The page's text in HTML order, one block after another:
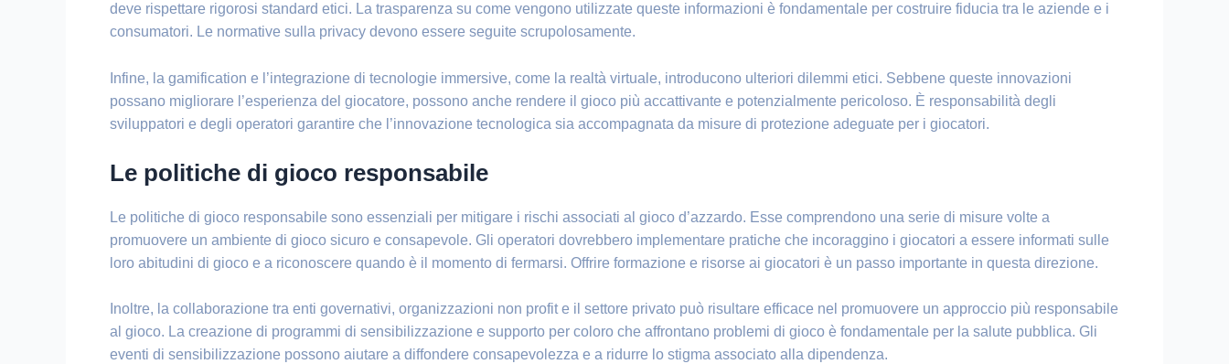
deve rispettare rigorosi standard etici. La trasparenza su come vengono utilizzate queste informazioni è fondamentale per costruire fiducia tra le aziende e i
consumatori. Le normative sulla privacy devono essere seguite scrupolosamente.
Infine, la gamification e l’integrazione di tecnologie immersive, come la realtà virtuale, introducono ulteriori dilemmi etici. Sebbene queste innovazioni
possano migliorare l’esperienza del giocatore, possono anche rendere il gioco più accattivante e potenzialmente pericoloso. È responsabilità degli
sviluppatori e degli operatori garantire che l’innovazione tecnologica sia accompagnata da misure di protezione adeguate per i giocatori.
Le politiche di gioco responsabile
Le politiche di gioco responsabile sono essenziali per mitigare i rischi associati al gioco d’azzardo. Esse comprendono una serie di misure volte a
promuovere un ambiente di gioco sicuro e consapevole. Gli operatori dovrebbero implementare pratiche che incoraggino i giocatori a essere informati sulle
loro abitudini di gioco e a riconoscere quando è il momento di fermarsi. Offrire formazione e risorse ai giocatori è un passo importante in questa direzione.
Inoltre, la collaborazione tra enti governativi, organizzazioni non profit e il settore privato può risultare efficace nel promuovere un approccio più responsabile
al gioco. La creazione di programmi di sensibilizzazione e supporto per coloro che affrontano problemi di gioco è fondamentale per la salute pubblica. Gli
eventi di sensibilizzazione possono aiutare a diffondere consapevolezza e a ridurre lo stigma associato alla dipendenza.